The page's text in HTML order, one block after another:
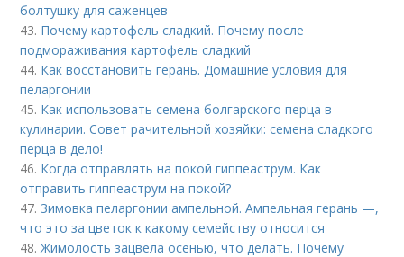
болтушку для саженцев
43. Почему картофель сладкий. Почему после
подмораживания картофель сладкий
44. Как восстановить герань. Домашние условия для
пеларгонии
45. Как использовать семена болгарского перца в
кулинарии. Совет рачительной хозяйки: семена сладкого
перца в дело!
46. Когда отправлять на покой гиппеаструм. Как
отправить гиппеаструм на покой?
47.Зимовка пеларгонии ампельной. Ампельная герань —,
что это за цветок к какому семейству относится
48.Жимолость зацвела осенью, что делать. Почему